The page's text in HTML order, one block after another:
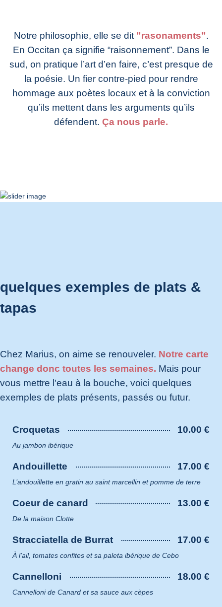
Notre philosophie, elle se dit”rasonaments”.
En Occitan ça signifie “raisonnement”. Dans le
sud, on pratique l’art d’en faire, c’est presque de
la poésie. Un fier contre-pied pour rendre
hommage aux poètes locaux et à la conviction
qu’ils mettent dans les arguments qu’ils
défendent. Ça nous parle.
quelques exemples de plats &
tapas
Chez Marius, on aime se renouveler. Notre carte
change donc toutes les semaines. Mais pour
vous mettre l'eau à la bouche, voici quelques
exemples de plats présents, passés ou futur.
Croquetas 10.00 €
Au jambon ibérique
Andouillette 17.00 €
L’andouillette en gratin au saint marcellin et pomme de terre
Coeur de canard 13.00 €
De la maison Clotte
Stracciatella de Burrat 17.00 €
À l’ail, tomates confites et sa paleta ibérique de Cebo
Cannelloni 18.00 €
Cannelloni de Canard et sa sauce aux cèpes